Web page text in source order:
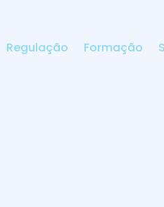
Regulação Formação